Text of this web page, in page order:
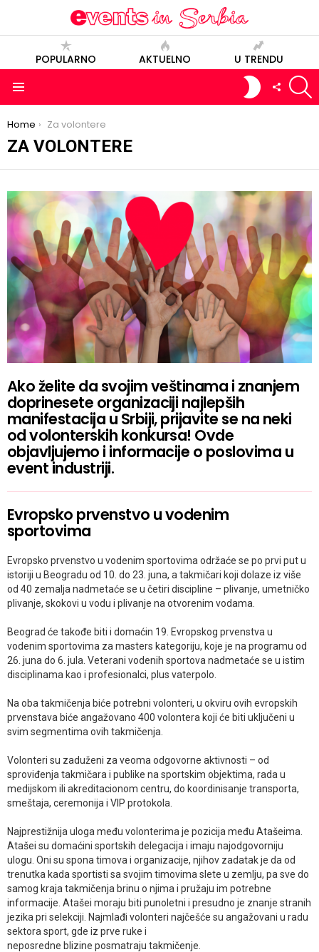
POPULARNO AKTUELNO U TRENDU
SWITCH
SKIN
FOLLOW
US
You are here:
Home Za volontere
ZA VOLONTERE
Ako želite da svojim veštinama i znanjem
doprinesete organizaciji najlepših
manifestacija u Srbiji, prijavite se na neki
od volonterskih konkursa! Ovde
objavljujemo i informacije o poslovima u
event industriji.
Evropsko prvenstvo u vodenim
sportovima
Evropsko prvenstvo u vodenim sportovima održaće se po prvi put u
istoriji u Beogradu od 10. do 23. juna, a takmičari koji dolaze iz više
od 40 zemalja nadmetaće se u četiri discipline – plivanje, umetničko
plivanje, skokovi u vodu i plivanje na otvorenim vodama.
Beograd će takođe biti i domaćin 19. Evropskog prvenstva u
vodenim sportovima za masters kategoriju, koje je na programu od
26. juna do 6. jula. Veterani vodenih sportova nadmetaće se u istim
disciplinama kao i profesionalci, plus vaterpolo.
Na oba takmičenja biće potrebni volonteri, u okviru ovih evropskih
prvenstava biće angažovano 400 volontera koji će biti uključeni u
svim segmentima ovih takmičenja.
Volonteri su zaduženi za veoma odgovorne aktivnosti – od
sproviđenja takmičara i publike na sportskim objektima, rada u
medijskom ili akreditacionom centru, do koordinisanje transporta,
smeštaja, ceremonija i VIP protokola.
Najprestižnija uloga među volonterima je pozicija među Atašeima.
Atašei su domaćini sportskih delegacija i imaju najodgovorniju
ulogu. Oni su spona timova i organizacije, njihov zadatak je da od
trenutka kada sportisti sa svojim timovima slete u zemlju, pa sve do
samog kraja takmičenja brinu o njima i pružaju im potrebne
informacije. Atašei moraju biti punoletni i presudno je znanje stranih
jezika pri selekciji. Najmlađi volonteri najčešće su angažovani u radu
sektora sport, gde iz prve ruke i
neposredne blizine posmatraju takmičenje.